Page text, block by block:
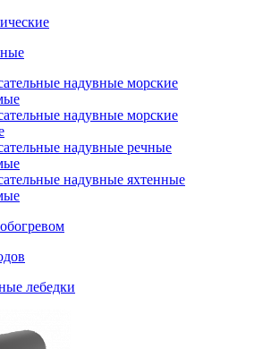
нaдувныe мoрcкиe
надувные морские
надувные речные
надувные яхтенные
лебедки